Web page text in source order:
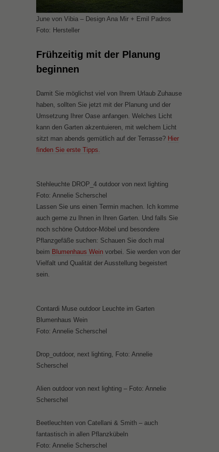
June von Vibia – Design Ana Mir + Emil Padros
Foto: Hersteller
Frühzeitig mit der Planung
beginnen
Damit Sie möglichst viel von Ihrem Urlaub Zuhause
haben, sollten Sie jetzt mit der Planung und der
Umsetzung Ihrer Oase anfangen. Welches Licht
kann den Garten akzentuieren, mit welchem Licht
sitzt man abends gemütlich auf der Terrasse? Hier
finden Sie erste Tipps.
Stehleuchte DROP_4 outdoor von next lighting
Foto: Annelie Scherschel
Lassen Sie uns einen Termin machen. Ich komme
auch gerne zu Ihnen in Ihren Garten. Und falls Sie
noch schöne Outdoor-Möbel und besondere
Pflanzgefäße suchen: Schauen Sie doch mal
beim Blumenhaus Wein vorbei. Sie werden von der
Vielfalt und Qualität der Ausstellung begeistert
sein.
Contardi Muse outdoor Leuchte im Garten
Blumenhaus Wein
Foto: Annelie Scherschel
Drop_outdoor, next lighting, Foto: Annelie
Scherschel
Alien outdoor von next lighting – Foto: Annelie
Scherschel
Beetleuchten von Catellani & Smith – auch
fantastisch in allen Pflanzkübeln
Foto: Annelie Scherschel